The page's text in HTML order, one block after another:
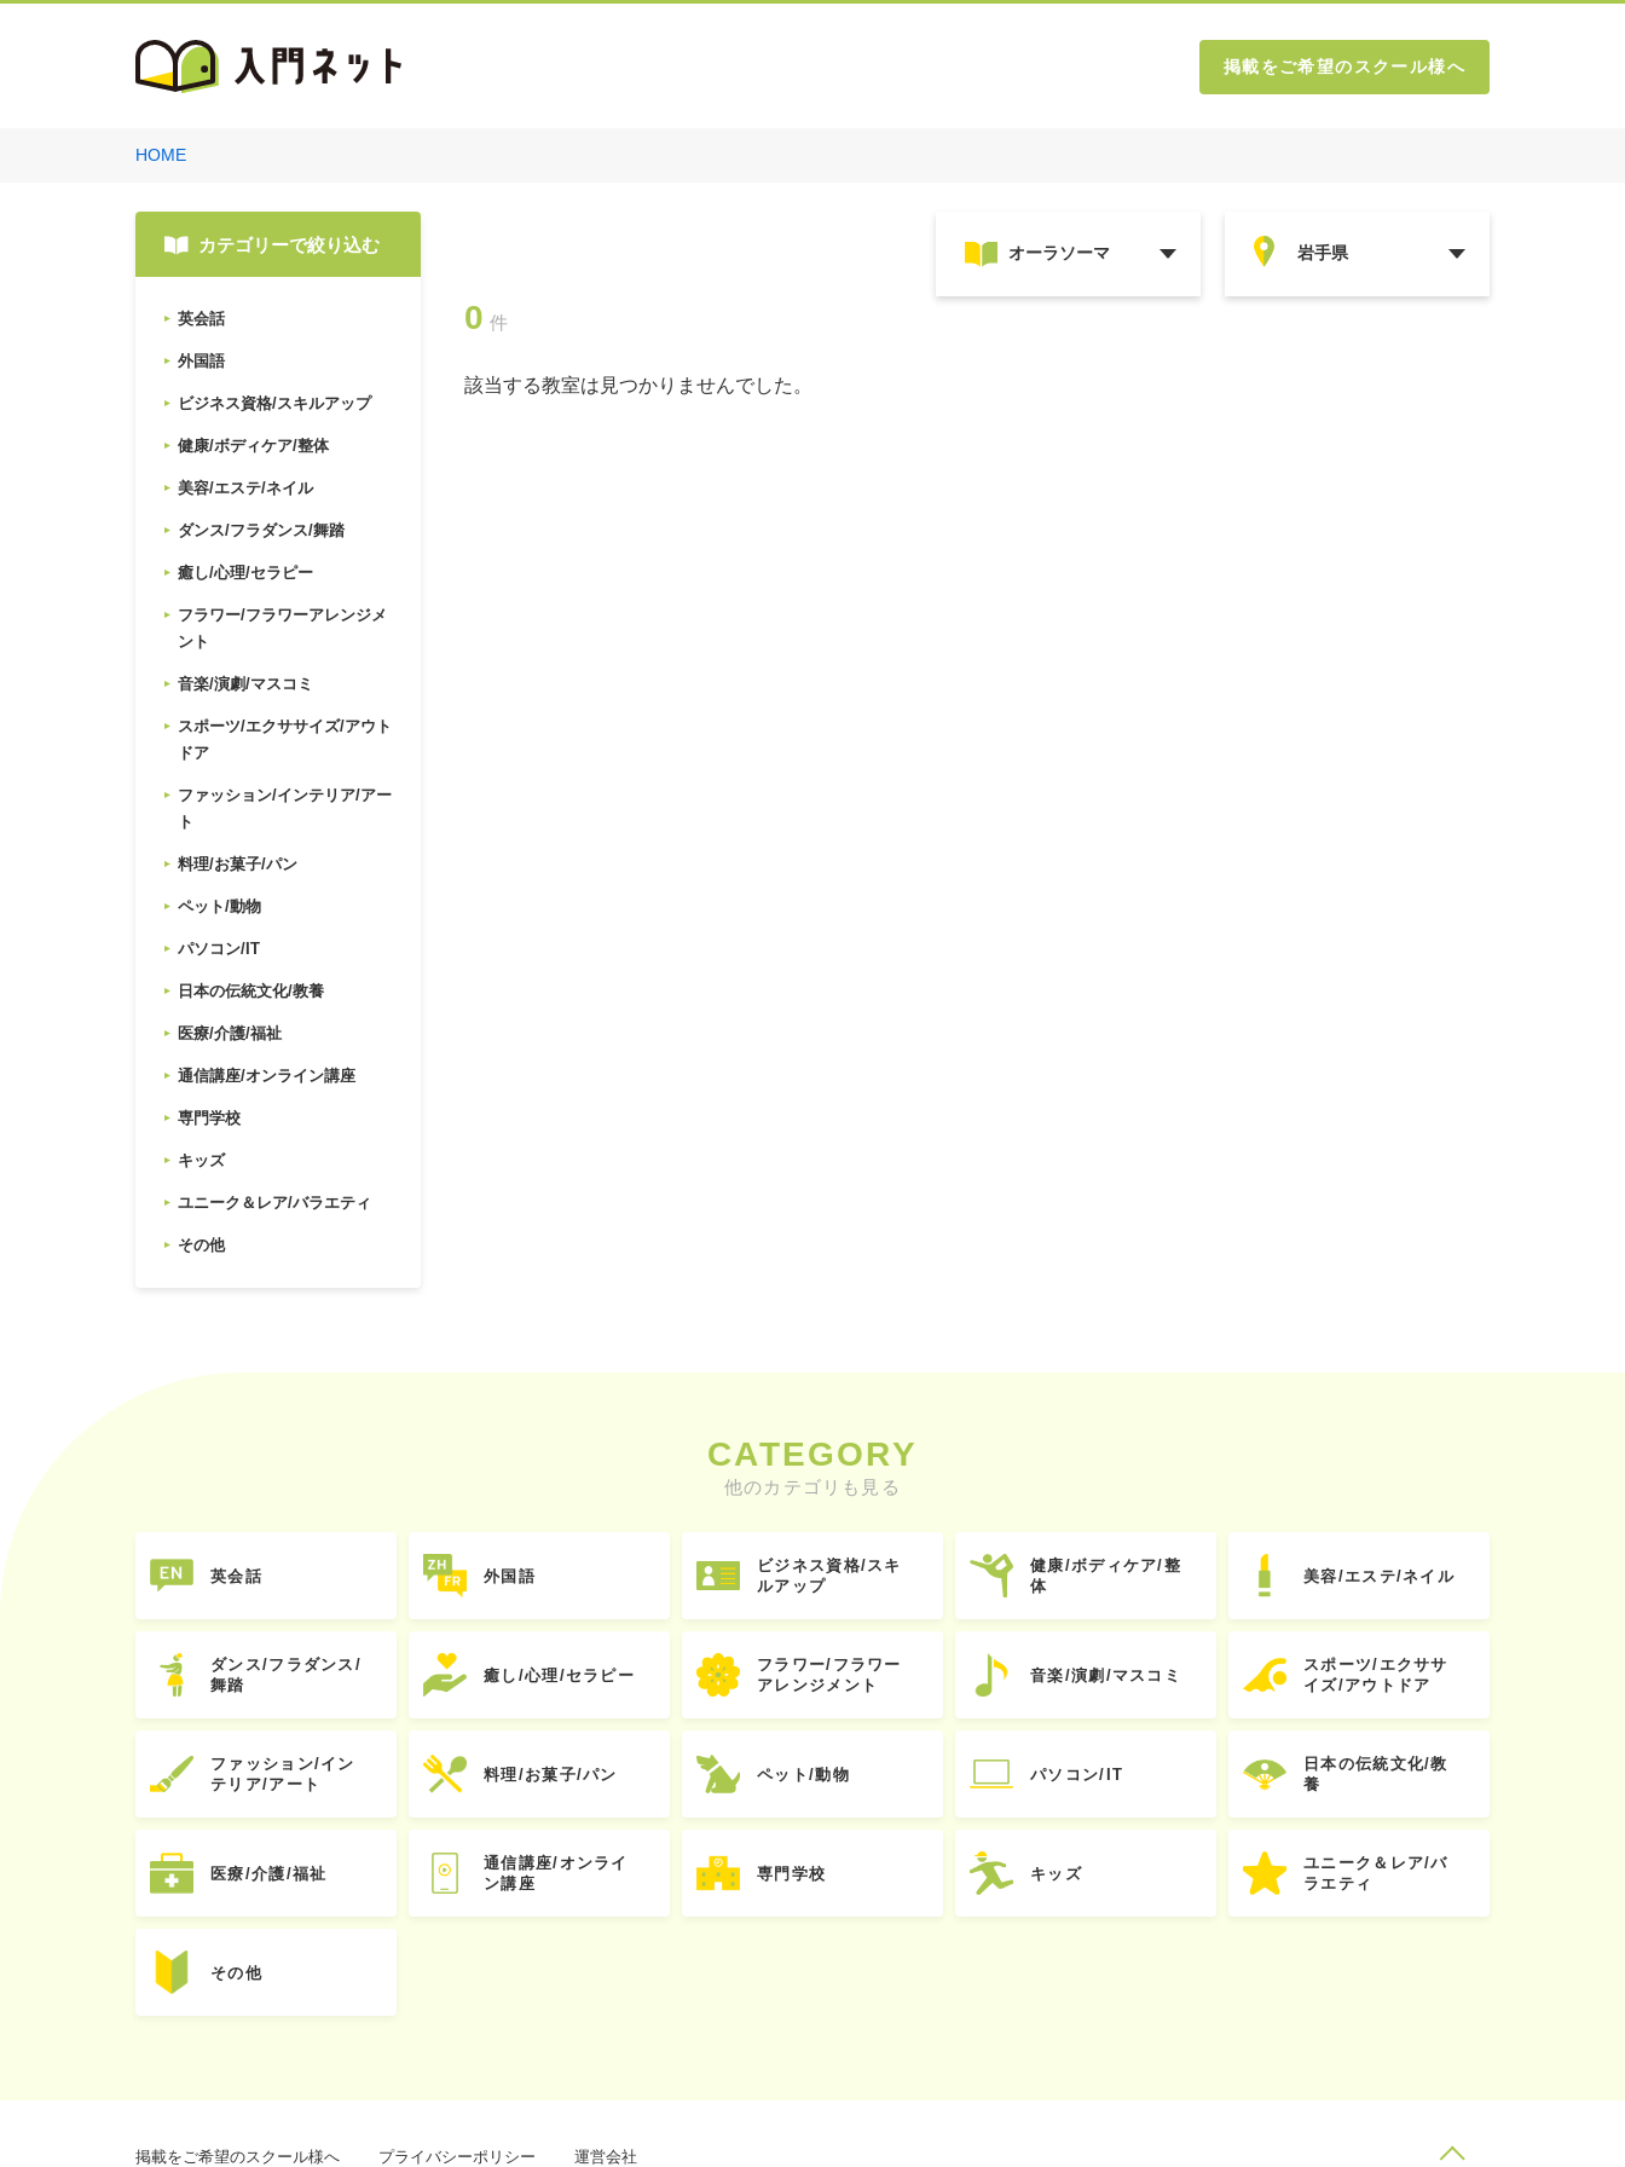
掲載をご希望のスクール様へ
HOME
カテゴリーで絞り込む
英会話
外国語
ビジネス資格/スキルアップ
健康/ボディケア/整体
美容/エステ/ネイル
ダンス/フラダンス/舞踏
癒し/心理/セラピー
フラワー/フラワーアレンジメ
ント
音楽/演劇/マスコミ
スポーツ/エクササイズ/アウト
ドア
ファッション/インテリア/アー
ト
料理/お菓子/パン
ペット/動物
パソコン/IT
日本の伝統文化/教養
医療/介護/福祉
通信講座/オンライン講座
専門学校
キッズ
ユニーク＆レア/バラエティ
その他
0 件
該当する教室は見つかりませんでした。
CATEGORY
他のカテゴリも見る
英会話 外国語
ビジネス資格/スキ
ルアップ
健康/ボディケア/整
体
美容/エステ/ネイル
ダンス/フラダンス/
舞踏
癒し/心理/セラピー
フラワー/フラワー
アレンジメント
音楽/演劇/マスコミ
スポーツ/エクササ
イズ/アウトドア
ファッション/イン
テリア/アート
料理/お菓子/パン ペット/動物 パソコン/IT
日本の伝統文化/教
養
医療/介護/福祉
通信講座/オンライ
ン講座
専門学校 キッズ
ユニーク＆レア/バ
ラエティ
その他
掲載をご希望のスクール様へ プライバシーポリシー 運営会社